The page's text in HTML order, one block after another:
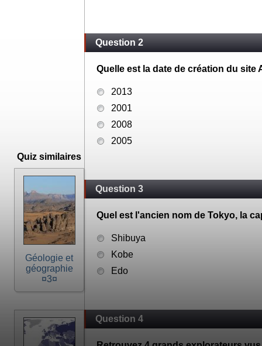
Quiz similaires
Géologie et
géographie
¤3¤
Question 2
Quelle est la date de création du site
2013
2001
2008
2005
Question 3
Quel est l'ancien nom de Tokyo, la
Shibuya
Kobe
Edo
Question 4